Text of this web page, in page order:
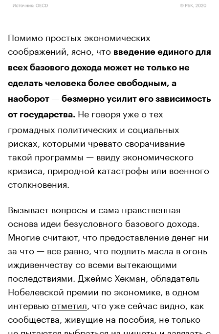
Помимо простых экономических
соображений, ясно, что введение единого для
всех базового дохода может не только не
сделать человека более свободным, а
наоборот — безмерно усилит его зависимость
от государства. Не говоря уже о тех
громадных политических и социальных
рисках, которыми чревато сворачивание
такой программы — ввиду экономического
кризиса, природной катастрофы или военного
столкновения.
Вызывает вопросы и сама нравственная
основа идеи безусловного базового дохода.
Многие считают, что предоставление денег ни
за что — все равно, что подлить масла в огонь
иждивенчеству со всеми вытекающими
последствиями. Джеймс Хекман, обладатель
Нобелевской премии по экономике, в одном
интервью отметил , что уже сейчас видно, как
сообщества, живущие на пособия, не только